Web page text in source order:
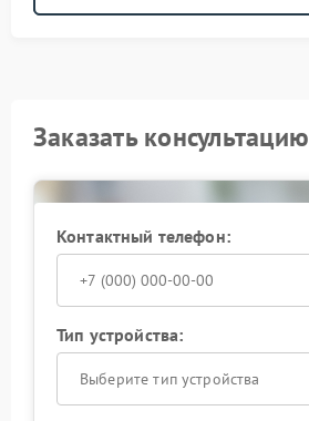
Заказать консультацию
Контактный телефон:
Тип устройства:
Выберите тип устройства